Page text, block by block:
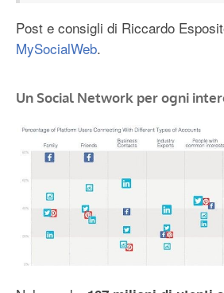
Post e consigli di Riccardo
MySocialWeb.
Un Social Network per ogni